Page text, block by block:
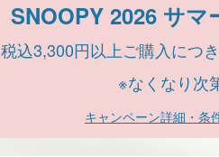
SNOOPY 2026 サマ
込3,300円以上ご購入につ
※なくなり次
キャンペーン詳細・条